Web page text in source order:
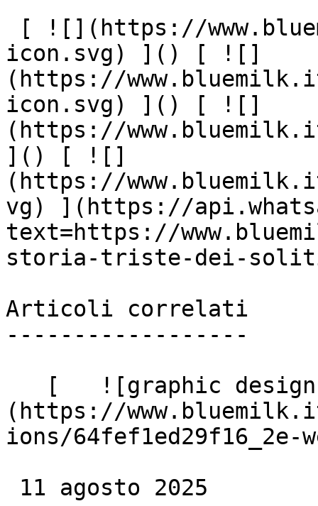
icon.svg) ]() [ ![]
(https://
icon.svg) ]() [ ![]
(https://
]() [ ![]
(https://
vg) ](https://
text=https://
storia-triste-dei-
Articoli correlati
------------------
(https://
ions/64fef1ed29f16_2e-